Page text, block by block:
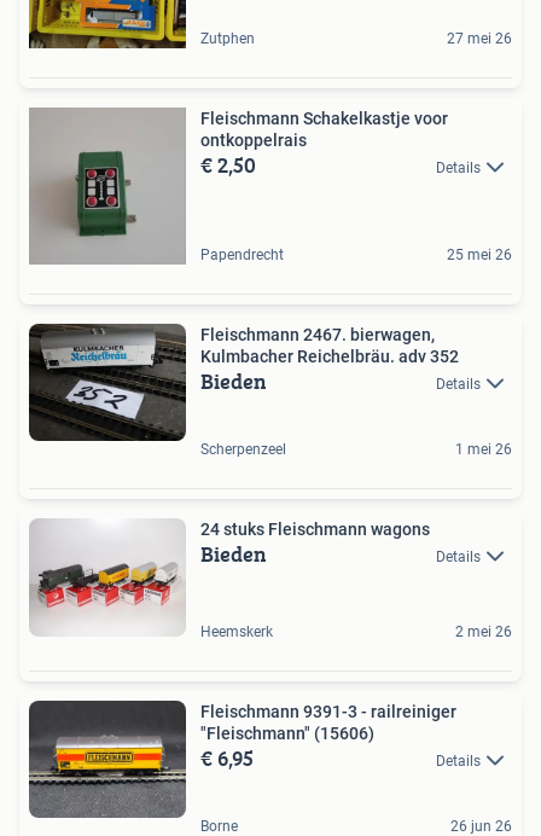
Zutphen 27 mei 26
Fleischmann Schakelkastje voor
ontkoppelrais
€ 2,50 Details
Papendrecht 25 mei 26
Fleischmann 2467. bierwagen,
Kulmbacher Reichelbräu. adv 352
Bieden Details
Scherpenzeel 1 mei 26
24 stuks Fleischmann wagons
Bieden Details
Heemskerk 2 mei 26
Fleischmann 9391-3 - railreiniger
"Fleischmann" (15606)
€ 6,95 Details
Borne 26 jun 26